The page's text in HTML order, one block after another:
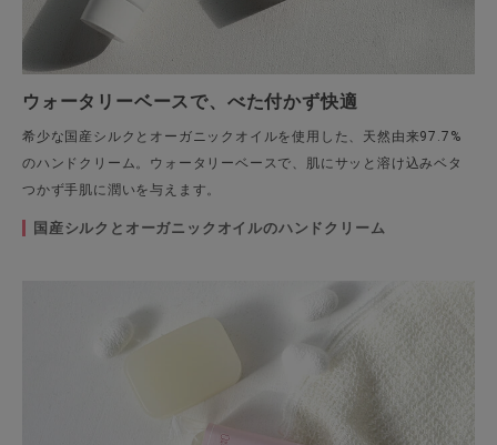
ウォータリーベースで、べた付かず快適
希少な国産シルクとオーガニックオイルを使用した、天然由来97.7%
のハンドクリーム。ウォータリーベースで、肌にサッと溶け込みベタ
つかず手肌に潤いを与えます。
国産シルクとオーガニックオイルのハンドクリーム